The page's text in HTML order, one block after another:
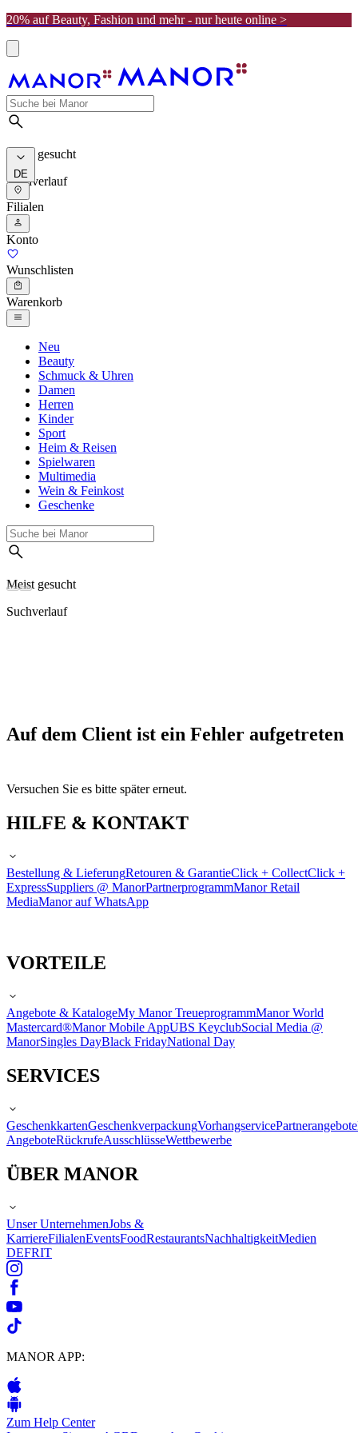
20% auf Beauty, Fashion und mehr - nur heute online >
Meist gesucht
Suchverlauf
DE
Filialen
Konto
Wunschlisten
Warenkorb
Neu
Beauty
Schmuck & Uhren
Damen
Herren
Kinder
Sport
Heim & Reisen
Spielwaren
Multimedia
Wein & Feinkost
Geschenke
Meist gesucht
Suchverlauf
Auf dem Client ist ein Fehler aufgetreten
Versuchen Sie es bitte später erneut.
HILFE & KONTAKT
Bestellung & LieferungRetouren & GarantieClick + CollectClick +
ExpressSuppliers @ ManorPartnerprogrammManor Retail
MediaManor auf WhatsApp
VORTEILE
Angebote & KatalogeMy Manor TreueprogrammManor World
Mastercard®Manor Mobile AppUBS KeyclubSocial Media @
ManorSingles DayBlack FridayNational Day
SERVICES
GeschenkkartenGeschenkverpackungVorhangservicePartnerangebote
AngeboteRückrufeAusschlüsseWettbewerbe
ÜBER MANOR
Unser UnternehmenJobs &
KarriereFilialenEventsFoodRestaurantsNachhaltigkeitMedien
DEFRIT
MANOR APP:
Zum Help Center